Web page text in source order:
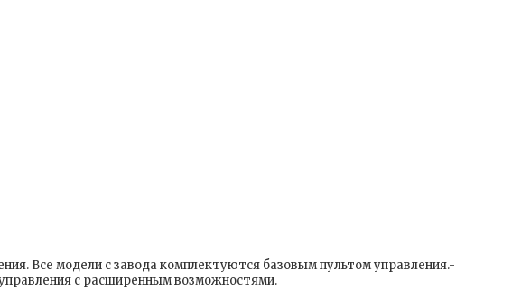
Все модели с завода комплектуются базовым пультом управления.-
с расширенным возможностями.